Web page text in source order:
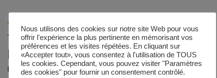
Accueil
Jacques Clarenthal
Le calendrier de collecte de Rue du
Colonel Jacques Clarenthal
Nous utilisons des cookies sur notre site Web pour vous
offrir l'expérience la plus pertinente en mémorisant vos
préférences et les visites répétées. En cliquant sur
«Accepter tout», vous consentez à l'utilisation de TOUS
les cookies. Cependant, vous pouvez visiter "Paramètres
des cookies" pour fournir un consentement contrôlé.